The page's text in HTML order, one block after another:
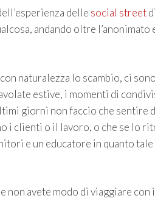
delle social street
andando oltre l’anonimato
naturalezza lo scambio, ci
estive, i momenti di
giorni non faccio che sentire
i clienti o il lavoro, o che se lo
e un educatore in quanto
non avete modo di viaggiare